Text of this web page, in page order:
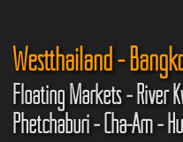
Westthailand -
Floating Markets - River
Phetchaburi - Cha-Am -